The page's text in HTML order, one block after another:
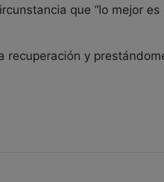
que “lo mejor
y